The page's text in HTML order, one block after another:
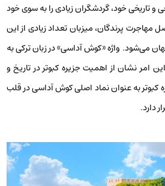
و تاریخی خود، گردشگران زیادی را به سوی خود
پرندگان، میزبان تعداد زیادی از این
می‌شود. واژه «کوش آداسی» در زبان ترکی به
امر نشان از اهمیت جزیره کبوتر در تاریخ و
کبوتر به عنوان نماد اصلی کوش آداسی در قلب
دارد.